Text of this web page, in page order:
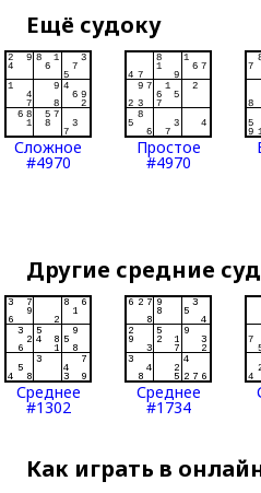
Ещё судоку
Сложное
#4970
Простое
#4970
Другие средние
Среднее
#1302
Среднее
#1734
Как играть в